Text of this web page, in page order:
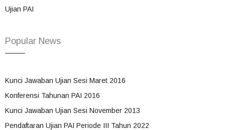
Ujian PAI
Popular News
Kunci Jawaban Ujian Sesi Maret 2016
Konferensi Tahunan PAI 2016
Kunci Jawaban Ujian Sesi November 2013
Pendaftaran Ujian PAI Periode III Tahun 2022